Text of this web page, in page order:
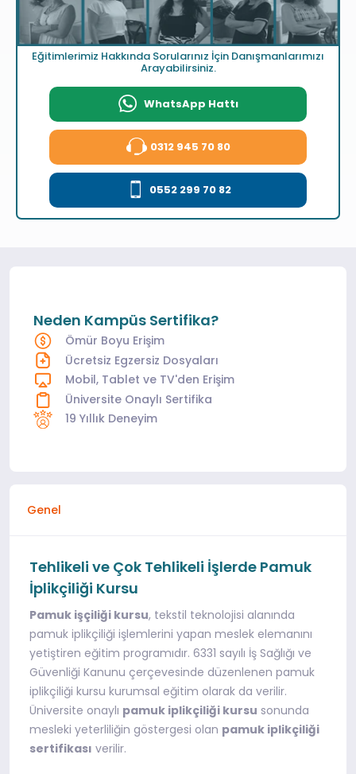
Eğitimlerimiz Hakkında Sorularınız İçin Danışmanlarımızı
Arayabilirsiniz.
WhatsApp Hattı
0312 945 70 80
0552 299 70 82
Neden Kampüs Sertifika?
Ömür Boyu Erişim
Ücretsiz Egzersiz Dosyaları
Mobil, Tablet ve TV'den Erişim
Üniversite Onaylı Sertifika
19 Yıllık Deneyim
Genel
Tehlikeli ve Çok Tehlikeli İşlerde Pamuk
İplikçiliği Kursu
Pamuk işçiliği kursu, tekstil teknolojisi alanında
pamuk iplikçiliği işlemlerini yapan meslek elemanını
yetiştiren eğitim programıdır. 6331 sayılı İş Sağlığı ve
Güvenliği Kanunu çerçevesinde düzenlenen pamuk
iplikçiliği kursu kurumsal eğitim olarak da verilir.
Üniversite onaylı pamuk iplikçiliği kursu sonunda
mesleki yeterliliğin göstergesi olan pamuk iplikçiliği
sertifikası verilir.